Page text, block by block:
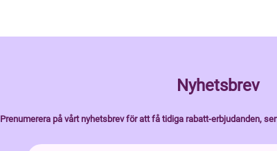
Nyhetsbrev
Prenumerera på vårt nyhetsbrev för att få tidiga rabatt-erbjudanden,